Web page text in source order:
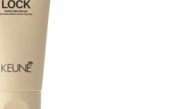
Restoring Serum Spray 150ml
167,30 kr